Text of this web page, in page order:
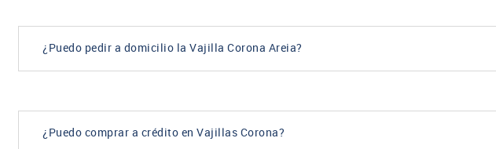
¿Puedo pedir a domicilio la Vajilla Corona Areia?
¿Puedo comprar a crédito en Vajillas Corona?